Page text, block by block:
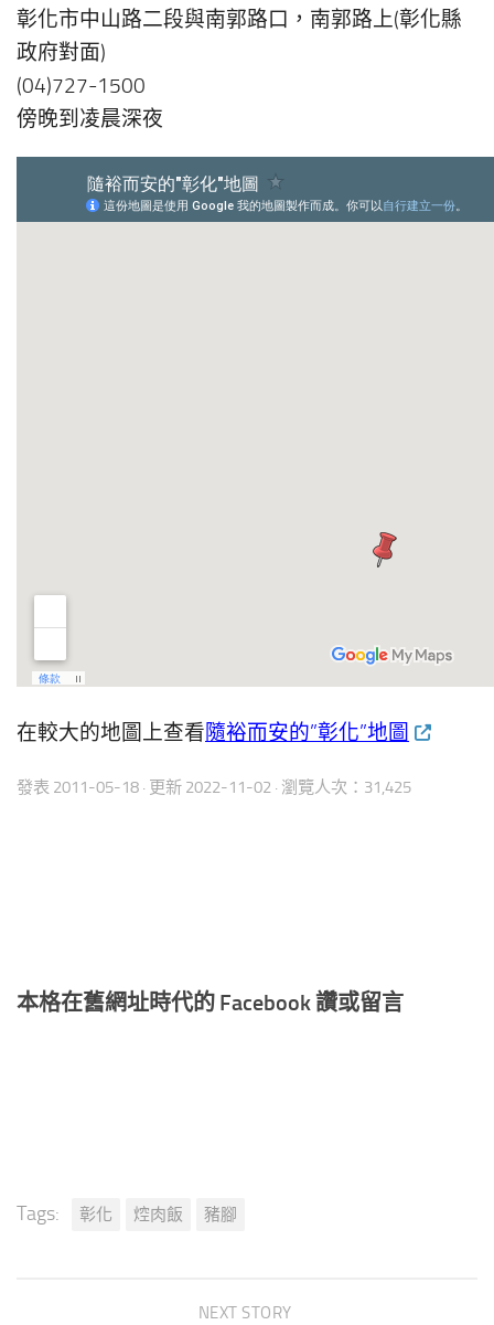
彰化市中山路二段與南郭路口，南郭路上(彰化縣
政府對面)
(04)727-1500
傍晚到凌晨深夜
在較大的地圖上查看隨裕而安的”彰化”地圖
發表 2011-05-18 · 更新 2022-11-02 · 瀏覽人次：31,425
本格在舊網址時代的 Facebook 讚或留言
Tags: 彰化 焢肉飯 豬腳
NEXT STORY